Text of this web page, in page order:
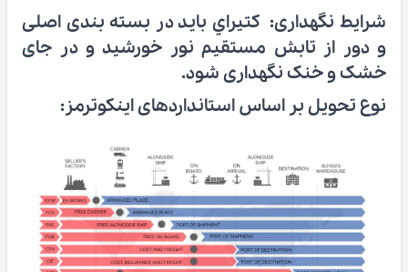
شرایط نگهداری: كتيراي بايد در بسته بندی اصلی
و دور از تابش مستقيم نور خورشيد و در جای
خشک و خنک نگهداری شود.
نوع تحویل بر اساس استانداردهای اینکوترمز: